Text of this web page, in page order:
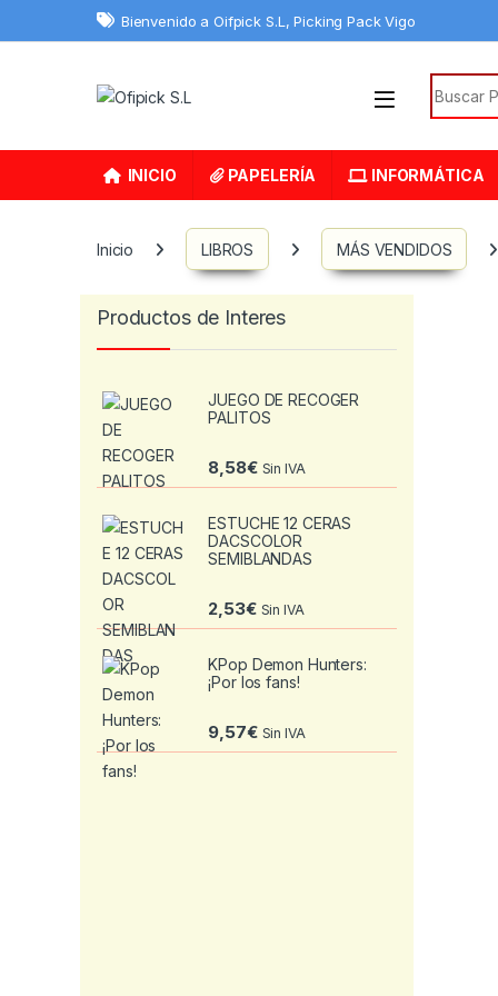
Skip to navigation
Skip to content Bienvenido a Oifpick S.L, Picking Pack Vigo
Search
INICIO PAPELERÍA INFORMÁTICA
Inicio LIBROS MÁS VENDIDOS
Productos de Interes
JUEGO DE RECOGER
PALITOS
8,58€ Sin IVA
ESTUCHE 12 CERAS
DACSCOLOR
SEMIBLANDAS
2,53€ Sin IVA
KPop Demon Hunters:
¡Por los fans!
9,57€ Sin IVA